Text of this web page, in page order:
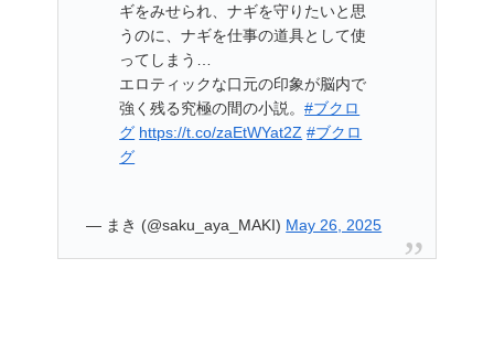
ギをみせられ、ナギを守りたいと思
うのに、ナギを仕事の道具として使
ってしまう…
エロティックな口元の印象が脳内で
強く残る究極の間の小説。#ブクロ
グ https://t.co/zaEtWYat2Z #ブクロ
グ
— まき (@saku_aya_MAKI) May 26, 2025